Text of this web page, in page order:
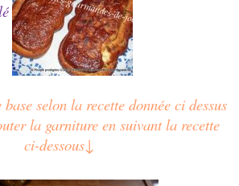
selon la recette donnée ci dessus
la garniture en suivant la recette
ci-dessous↓